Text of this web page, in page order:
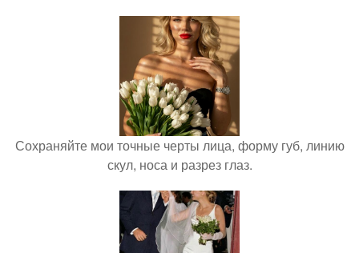
Сохраняйте мои точные черты лица, форму губ, линию
скул, носа и разрез глаз.